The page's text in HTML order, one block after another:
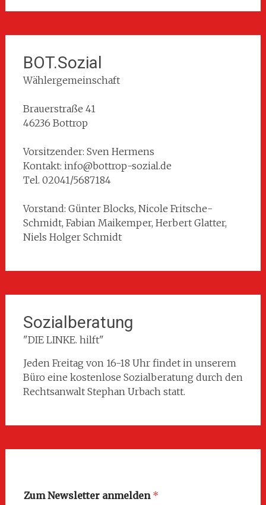
BOT.Sozial
Wählergemeinschaft
Brauerstraße 41
46236 Bottrop
Vorsitzender: Sven Hermens
Kontakt: info@bottrop-sozial.de
Tel. 02041/5687184
Vorstand: Günter Blocks, Nicole Fritsche-
Schmidt, Fabian Maikemper, Herbert Glatter,
Niels Holger Schmidt
Sozialberatung
"DIE LINKE. hilft"
Jeden Freitag von 16-18 Uhr findet in unserem
Büro eine kostenlose Sozialberatung durch den
Rechtsanwalt Stephan Urbach statt.
Zum Newsletter anmelden *